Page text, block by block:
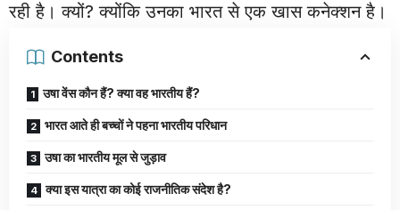
रही है। क्यों? क्योंकि उनका भारत से एक खास कनेक्शन है।
Contents
उषा वेंस कौन हैं? क्या वह भारतीय हैं?
भारत आते ही बच्चों ने पहना भारतीय परिधान
उषा का भारतीय मूल से जुड़ाव
क्या इस यात्रा का कोई राजनीतिक संदेश है?